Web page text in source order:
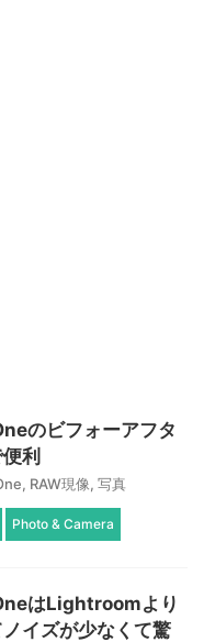
のビフォーアフタ
利
, RAW現像, 写真
Photo & Camera
はLightroomより
イズが少なくて驚